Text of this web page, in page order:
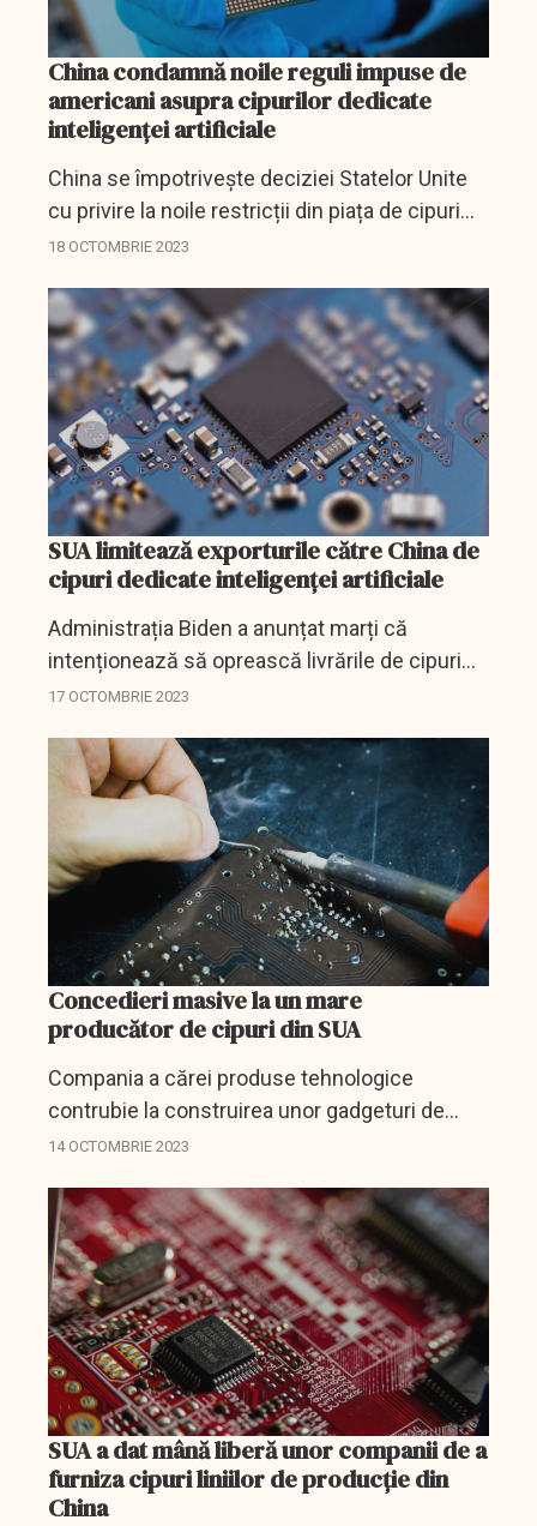
China condamnă noile reguli impuse de
americani asupra cipurilor dedicate
inteligenței artificiale
China se împotrivește deciziei Statelor Unite
cu privire la noile restricții din piața de cipuri
destinate tehnologiei AI, a declarat miercuri
ce...
18 OCTOMBRIE 2023
SUA limitează exporturile către China de
cipuri dedicate inteligenței artificiale
Administrația Biden a anunțat marți că
intenționează să oprească livrările de cipuri
dedicate inteligenței artificiale către China,
domeniu, ca...
17 OCTOMBRIE 2023
Concedieri masive la un mare
producător de cipuri din SUA
Compania a cărei produse tehnologice
contrubie la construirea unor gadgeturi de
ultimă generație a luat o decizie importantă
14 OCTOMBRIE 2023
SUA a dat mână liberă unor companii de a
furniza cipuri liniilor de producție din
China